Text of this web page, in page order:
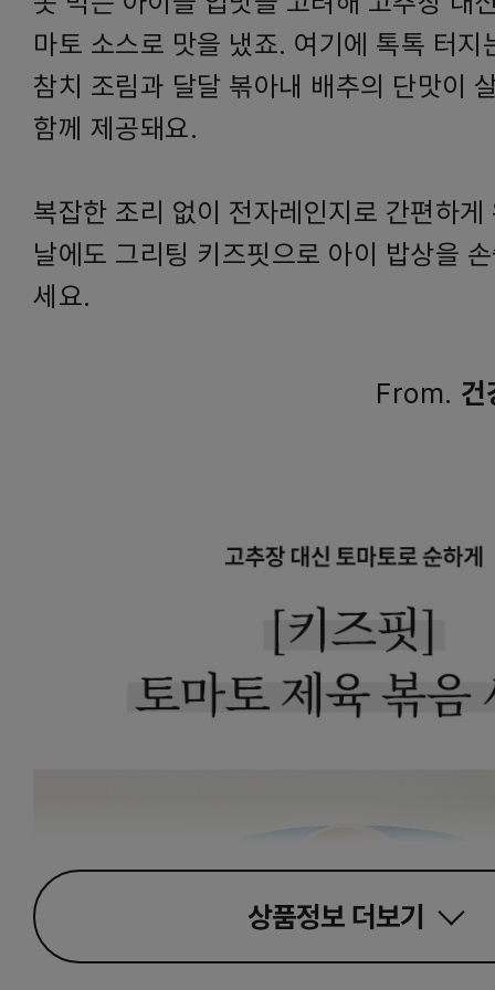
마토 소스로 맛을 냈죠. 여기에 톡톡 터지
참치 조림과 달달 볶아내 배추의 단맛이
함께 제공돼요.
복잡한 조리 없이 전자레인지로 간편하게
날에도 그리팅 키즈핏으로 아이 밥상을
세요.
From. 건
상품정보 더보기